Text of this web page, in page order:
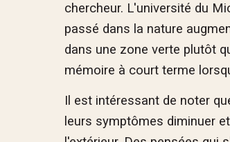
chercheur. L'université du
passé dans la nature
dans une zone verte plutôt
mémoire à court terme
Il est intéressant de noter
leurs symptômes diminuer